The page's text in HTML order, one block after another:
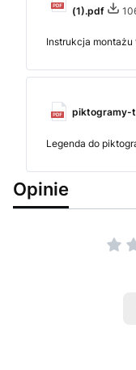
(1).pdf
Instrukcja
piktogramy-
Legenda do
Opinie